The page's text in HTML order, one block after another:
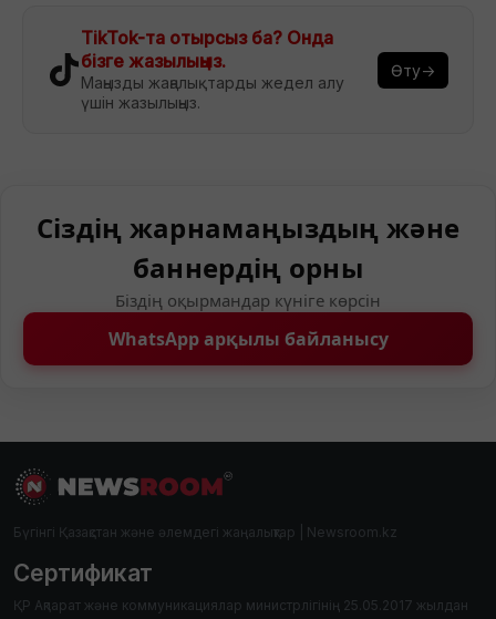
TikTok-та отырсыз ба? Онда
бізге жазылыңыз.
Маңызды жаңалықтарды жедел алу
үшін жазылыңыз.
Өту→
Сіздің жарнамаңыздың және
баннердің орны
Біздің оқырмандар күніге көрсін
WhatsApp арқылы байланысу
Бүгінгі Қазақстан және әлемдегі жаңалықтар | Newsroom.kz
Сертификат
ҚР Ақпарат және коммуникациялар министрлігінің 25.05.2017 жылдан